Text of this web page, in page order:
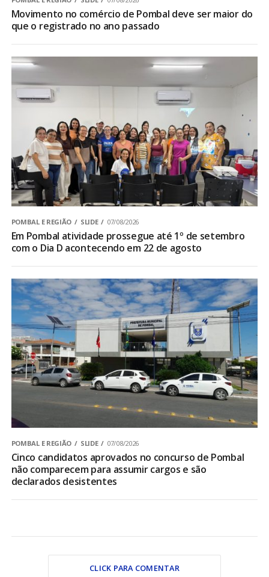
Movimento no comércio de Pombal deve ser maior do
que o registrado no ano passado
POMBAL E REGIÃO SLIDE 07/08/2026
Em Pombal atividade prossegue até 1º de setembro
com o Dia D acontecendo em 22 de agosto
POMBAL E REGIÃO SLIDE 07/08/2026
Cinco candidatos aprovados no concurso de Pombal
não comparecem para assumir cargos e são
declarados desistentes
CLICK PARA COMENTAR